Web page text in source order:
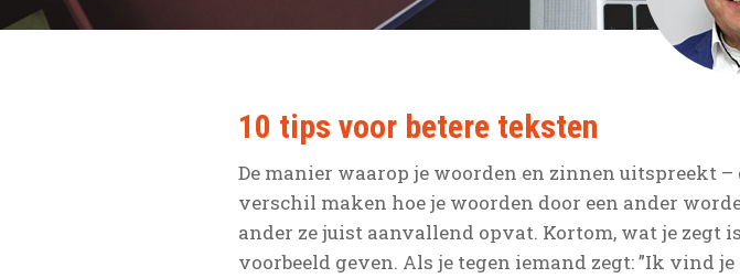
10 tips voor betere teksten
De manier waarop je woorden en zinnen uitspreekt
verschil maken hoe je woorden door een ander
ander ze juist aanvallend opvat. Kortom, wat je zegt
voorbeeld geven. Als je tegen iemand zegt: ”Ik vind